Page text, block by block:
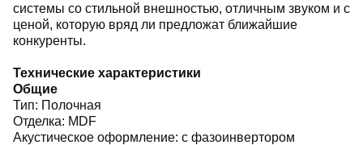
системы со стильной внешностью, отличным звуком и с
ценой, которую вряд ли предложат ближайшие
конкуренты.
Технические характеристики
Общие
Тип: Полочная
Отделка: MDF
Акустическое оформление: с фазоинвертором